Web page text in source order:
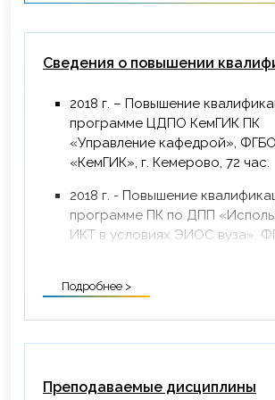
Сведения о повышении
2018 г. – Повышение
программе ЦДПО КемГИК ПК
«Управление кафедрой»,
«КемГИК», г. Кемерово, 72 час.
2018 г. - Повышение
программе ПК по ДПП
ИКТ в условиях ЭИОС вуза»,
ОП «Обучение педагогических
помощи», 16 ч.
Подробнее >
Преподаваемые дисциплины